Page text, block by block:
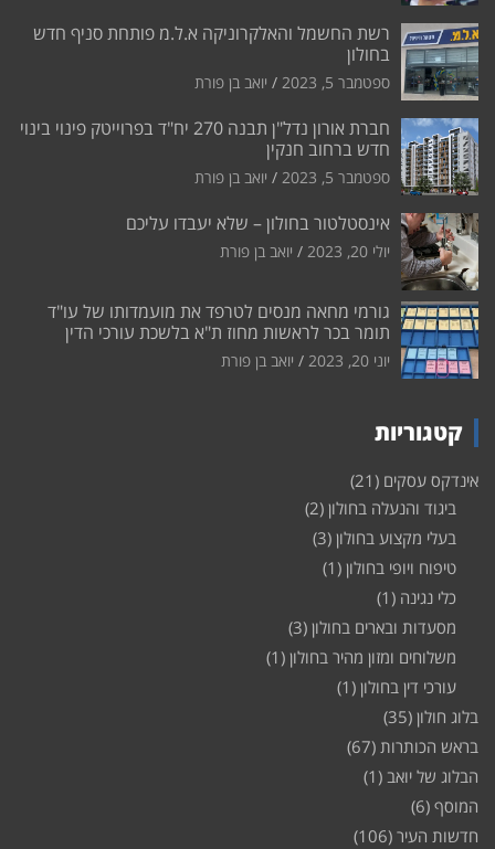
רשת החשמל והאלקרוניקה א.ל.מ פותחת סניף חדש
בחולון
ספטמבר 5, 2023 יואב בן פורת
חברת אורון נדל"ן תבנה 270 יח"ד בפרוייטק פינוי בינוי
חדש ברחוב חנקין
ספטמבר 5, 2023 יואב בן פורת
אינסטלטור בחולון – שלא יעבדו עליכם
יולי 20, 2023 יואב בן פורת
גורמי מחאה מנסים לטרפד את מועמדותו של עו"ד
תומר בכר לראשות מחוז ת"א בלשכת עורכי הדין
יוני 20, 2023 יואב בן פורת
קטגוריות
אינדקס עסקים (21)
ביגוד והנעלה בחולון (2)
בעלי מקצוע בחולון (3)
טיפוח ויופי בחולון (1)
כלי נגינה (1)
מסעדות ובארים בחולון (3)
משלוחים ומזון מהיר בחולון (1)
עורכי דין בחולון (1)
בלוג חולון (35)
בראש הכותרות (67)
הבלוג של יואב (1)
המוסף (6)
חדשות העיר (106)